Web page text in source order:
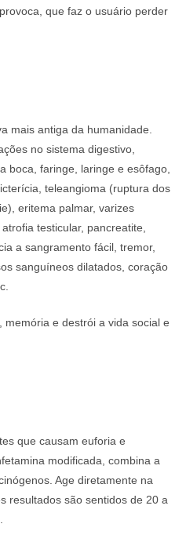
que faz o usuário perder
mais antiga da humanidade.
no sistema digestivo,
boca, faringe, laringe e esôfago,
teleangioma (ruptura dos
eritema palmar, varizes
testicular, pancreatite,
a sangramento fácil, tremor,
sanguíneos dilatados, coração
e destrói a vida social e
que causam euforia e
modificada, combina a
Age diretamente na
resultados são sentidos de 20 a